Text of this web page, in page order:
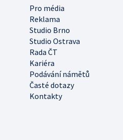
Pro média
Reklama
Studio Brno
Studio Ostrava
Rada ČT
Kariéra
Podávání námětů
Časté dotazy
Kontakty